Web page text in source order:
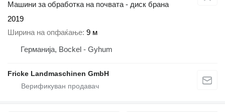
Машини за обработка на почвата - диск брана
2019
Ширина на опфаќање 9 м
Германија, Bockel - Gyhum
Fricke Landmaschinen GmbH